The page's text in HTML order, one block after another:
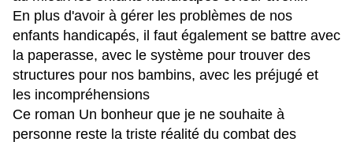
En plus d'avoir à gérer les problèmes de nos
enfants handicapés, il faut également se battre avec
la paperasse, avec le système pour trouver des
structures pour nos bambins, avec les préjugé et
les incompréhensions
Ce roman Un bonheur que je ne souhaite à
personne reste la triste réalité du combat des